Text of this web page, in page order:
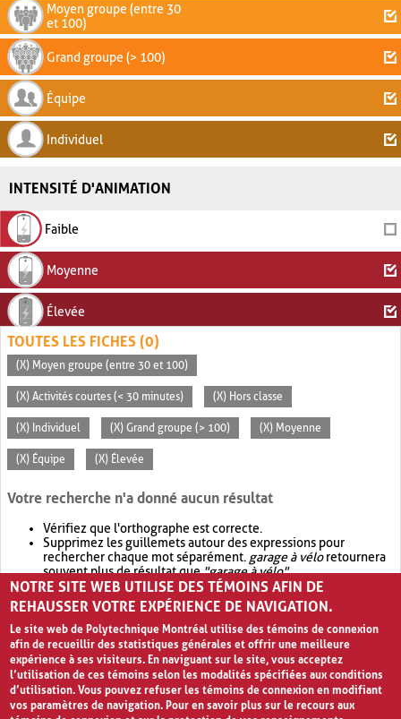
Moyen groupe (entre 30
et 100)
Grand groupe (> 100)
Équipe
Individuel
INTENSITÉ D'ANIMATION
Faible
Moyenne
Élevée
TOUTES LES FICHES (0)
(X) Moyen groupe (entre 30 et 100)
(X) Activités courtes (< 30 minutes) (X) Hors classe
(X) Individuel (X) Grand groupe (> 100) (X) Moyenne
(X) Équipe (X) Élevée
Votre recherche n'a donné aucun résultat
Vérifiez que l'orthographe est correcte.
Supprimez les guillemets autour des expressions pour
rechercher chaque mot séparément. garage à véloretournera
souvent plus de résultat que"garage à vélo".
Envisagez d'élargir votre recherche avec OR.garage OR vélo
retournera souvent plus de résultat quegarage à vélo
NOTRE SITE WEB UTILISE DES TÉMOINS AFIN DE
REHAUSSER VOTRE EXPÉRIENCE DE NAVIGATION.
Le site web de Polytechnique Montréal utilise des témoins de connexion
afin de recueillir des statistiques générales et offrir une meilleure
expérience à ses visiteurs. En naviguant sur le site, vous acceptez
l’utilisation de ces témoins selon les modalités spécifiées aux conditions
d’utilisation. Vous pouvez refuser les témoins de connexion en modifiant
vos paramètres de navigation. Pour en savoir plus sur le recours aux